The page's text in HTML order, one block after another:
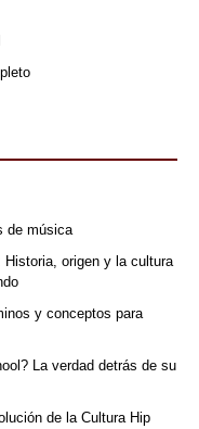
de música
origen y la cultura
y conceptos para
La verdad detrás de su
de la Cultura Hip